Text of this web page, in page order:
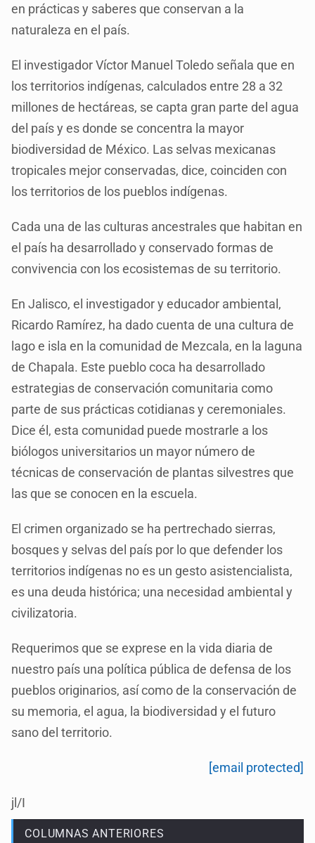
en prácticas y saberes que conservan a la
naturaleza en el país.
El investigador Víctor Manuel Toledo señala que en
los territorios indígenas, calculados entre 28 a 32
millones de hectáreas, se capta gran parte del agua
del país y es donde se concentra la mayor
biodiversidad de México. Las selvas mexicanas
tropicales mejor conservadas, dice, coinciden con
los territorios de los pueblos indígenas.
Cada una de las culturas ancestrales que habitan en
el país ha desarrollado y conservado formas de
convivencia con los ecosistemas de su territorio.
En Jalisco, el investigador y educador ambiental,
Ricardo Ramírez, ha dado cuenta de una cultura de
lago e isla en la comunidad de Mezcala, en la laguna
de Chapala. Este pueblo coca ha desarrollado
estrategias de conservación comunitaria como
parte de sus prácticas cotidianas y ceremoniales.
Dice él, esta comunidad puede mostrarle a los
biólogos universitarios un mayor número de
técnicas de conservación de plantas silvestres que
las que se conocen en la escuela.
El crimen organizado se ha pertrechado sierras,
bosques y selvas del país por lo que defender los
territorios indígenas no es un gesto asistencialista,
es una deuda histórica; una necesidad ambiental y
civilizatoria.
Requerimos que se exprese en la vida diaria de
nuestro país una política pública de defensa de los
pueblos originarios, así como de la conservación de
su memoria, el agua, la biodiversidad y el futuro
sano del territorio.
[email protected]
jl/I
COLUMNAS ANTERIORES